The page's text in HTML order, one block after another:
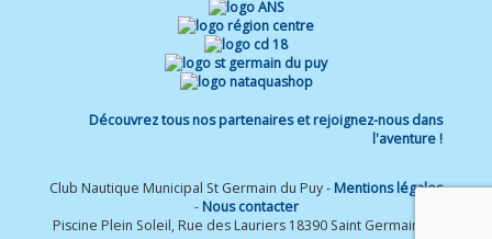
Découvrez tous nos partenaires et rejoignez-nous dans
l'aventure !
Club Nautique Municipal St Germain du Puy - Mentions légales
- Nous contacter
Piscine Plein Soleil, Rue des Lauriers 18390 Saint Germain du